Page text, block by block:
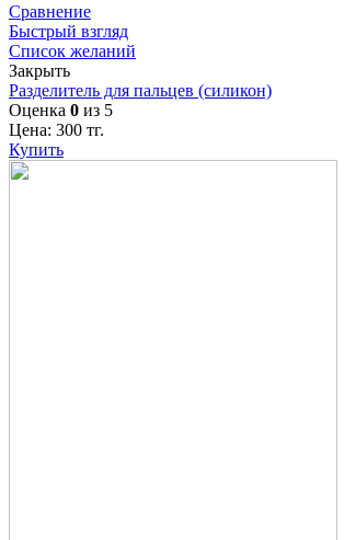
Сравнение
Быстрый взгляд
Список желаний
Закрыть
Разделитель для пальцев (силикон)
Оценка 0 из 5
Цена: 300 тг.
Купить